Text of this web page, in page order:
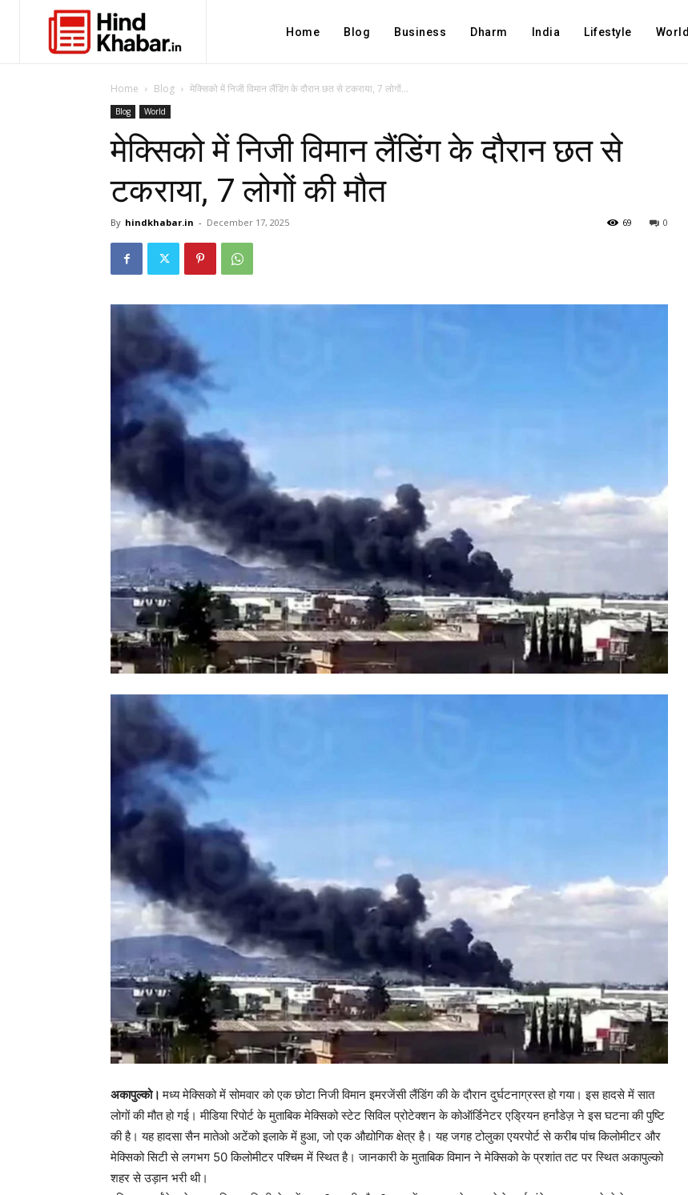
Home Blog Business Dharm India Lifestyle World
Home Blog मेक्सिको में निजी विमान लैंडिंग के दौरान छत से टकराया, 7 लोगों...
Blog World
मेक्सिको में निजी विमान लैंडिंग के दौरान छत से
टकराया, 7 लोगों की मौत
By hindkhabar.in - December 17, 2025 0
69
अकापुल्को।मध्य मेक्सिको में सोमवार को एक छोटा निजी विमान इमरजेंसी लैंडिंग की के दौरान दुर्घटनाग्रस्त हो गया। इस हादसे में सात
लोगों की मौत हो गई। मीडिया रिपोर्ट के मुताबिक मेक्सिको स्टेट सिविल प्रोटेक्शन के कोऑर्डिनेटर एड्रियन हर्नांडेज़ ने इस घटना की पुष्टि
की है। यह हादसा सैन मातेओ अटेंको इलाके में हुआ, जो एक औद्योगिक क्षेत्र है। यह जगह टोलुका एयरपोर्ट से करीब पांच किलोमीटर और
मेक्सिको सिटी से लगभग 50 किलोमीटर पश्चिम में स्थित है। जानकारी के मुताबिक विमान ने मेक्सिको के प्रशांत तट पर स्थित अकापुल्को
शहर से उड़ान भरी थी।